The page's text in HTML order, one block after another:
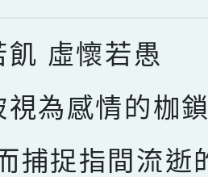
飢 虛懷若愚
視為感情的枷
捕捉指間流逝